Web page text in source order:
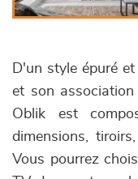
D'un style épuré
et son
Oblik est
dimensions,
Vous pourrez